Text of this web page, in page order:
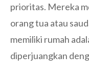
prioritas. Mereka
orang tua atau
memiliki rumah
diperjuangkan